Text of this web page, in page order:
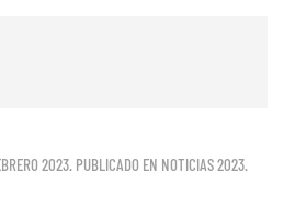
2023. PUBLICADO EN NOTICIAS 2023.